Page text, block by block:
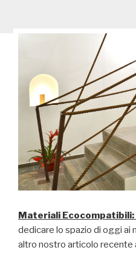
Materiali Ecocompatibili:
dedicare lo spazio di oggi ai
altro nostro articolo recente